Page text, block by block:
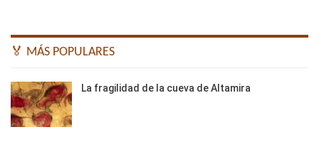
🏅 MÁS POPULARES
La fragilidad de la cueva de Altamira